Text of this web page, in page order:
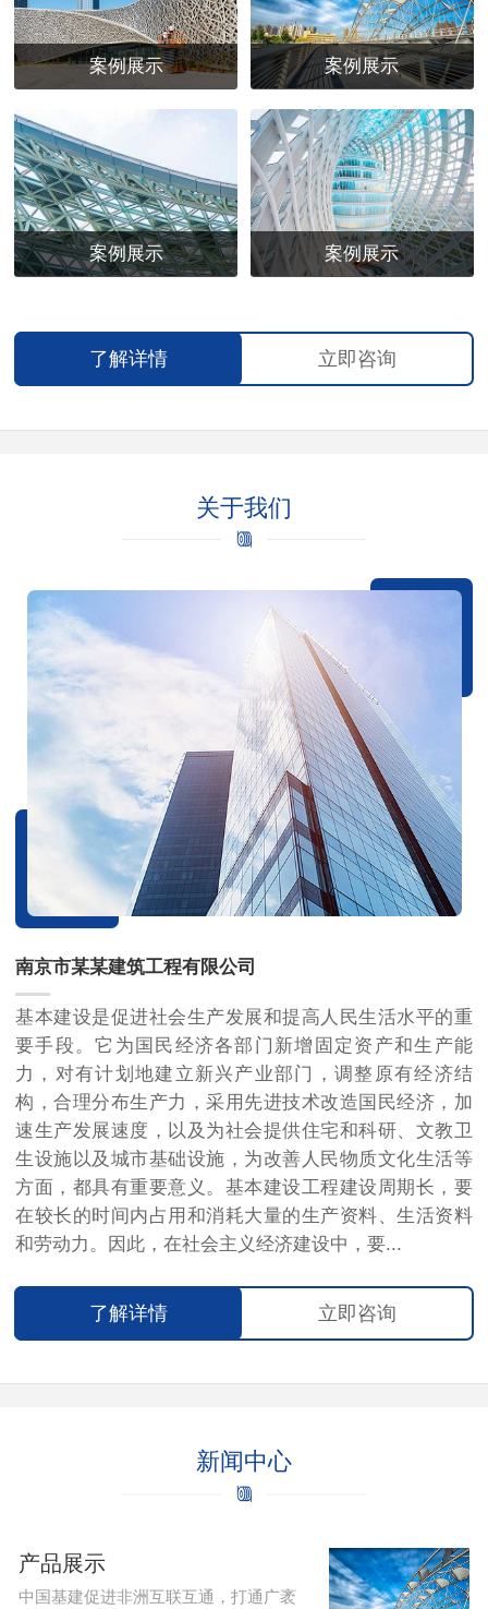
案例展示 案例展示
案例展示 案例展示
了解详情 立即咨询
关于我们
南京市某某建筑工程有限公司
基本建设是促进社会生产发展和提高人民生活水平的重
要手段。它为国民经济各部门新增固定资产和生产能
力，对有计划地建立新兴产业部门，调整原有经济结
构，合理分布生产力，采用先进技术改造国民经济，加
速生产发展速度，以及为社会提供住宅和科研、文教卫
生设施以及城市基础设施，为改善人民物质文化生活等
方面，都具有重要意义。基本建设工程建设周期长，要
在较长的时间内占用和消耗大量的生产资料、生活资料
和劳动力。因此，在社会主义经济建设中，要...
了解详情 立即咨询
新闻中心
产品展示
中国基建促进非洲互联互通，打通广袤